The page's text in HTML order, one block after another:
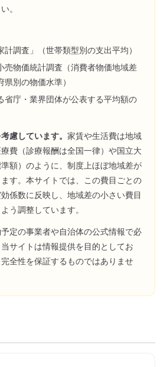
。
調査」（世帯類型別の支出平均）
売物価統計調査（消費者物価地域差
別の物価水準）
省庁・業界団体が公表する平均額の
慮しています。 家賃や生活費は地域
費（診療報酬は全国一律）や国立大
額）のように、制度上ほぼ地域差が
す。本サイトでは、この費目ごとの
係数に反映し、地域差の小さい費目
う調整しています。
定の事業者や自治体の公式情報で必
サイトは情報提供を目的としてお
全性を保証するものではありませ